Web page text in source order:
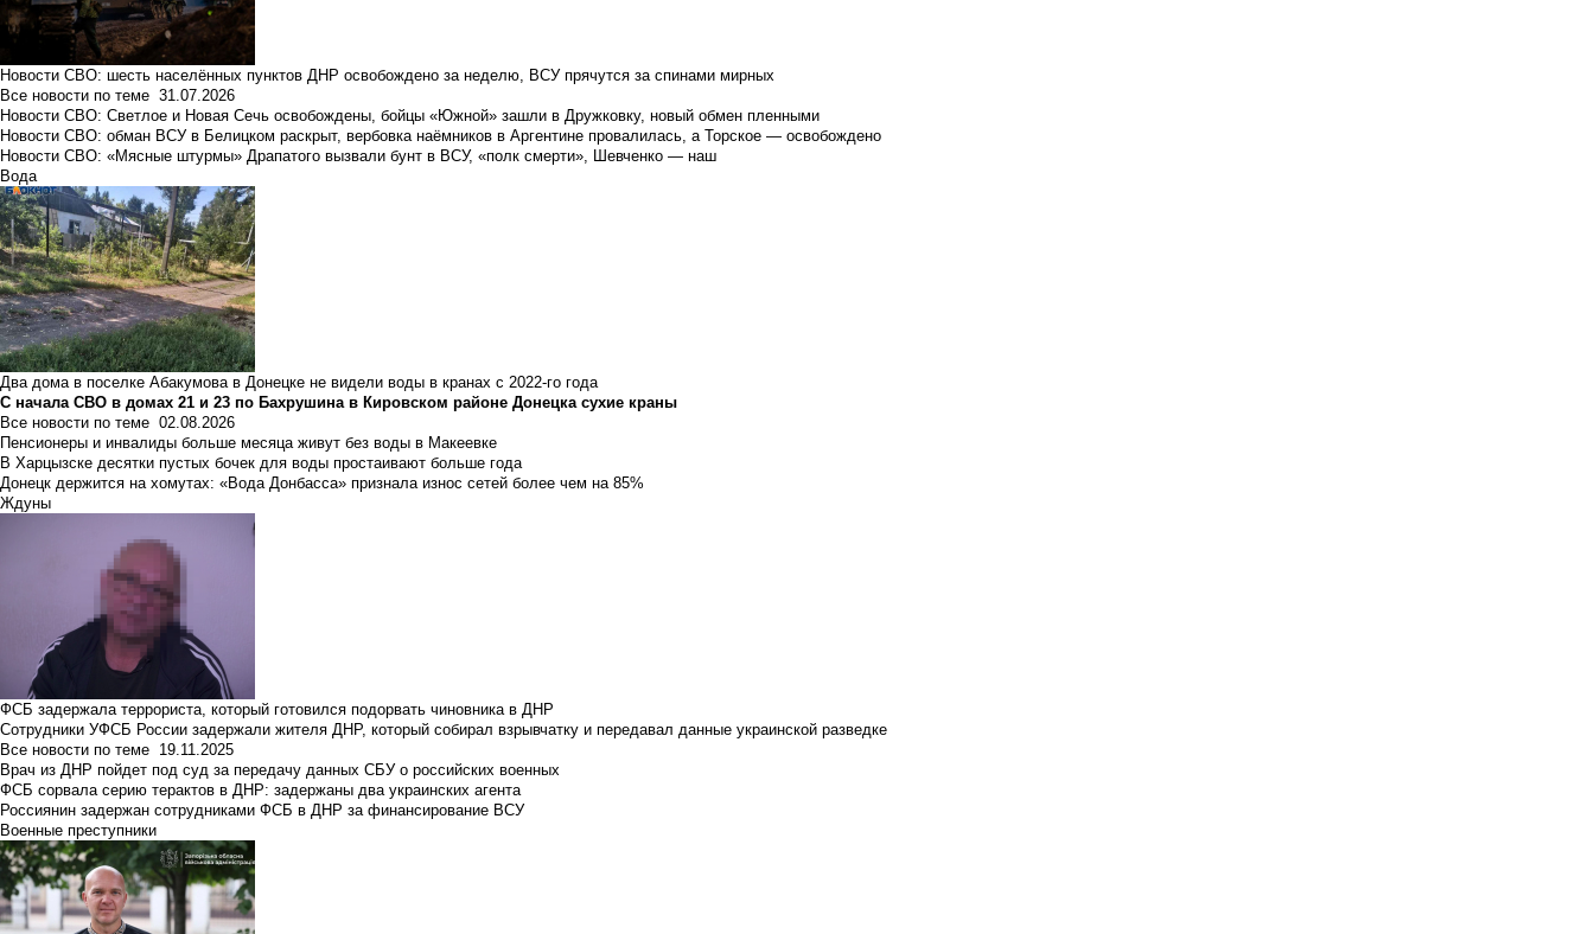
Новости СВО: шесть населённых пунктов ДНР освобождено за неделю, ВСУ прячутся за спинами мирных
Все новости по теме 31.07.2026
Новости СВО: Светлое и Новая Сечь освобождены, бойцы «Южной» зашли в Дружковку, новый обмен пленными
Новости СВО: обман ВСУ в Белицком раскрыт, вербовка наёмников в Аргентине провалилась, а Торское — освобождено
Новости СВО: «Мясные штурмы» Драпатого вызвали бунт в ВСУ, «полк смерти», Шевченко — наш
Вода
Два дома в поселке Абакумова в Донецке не видели воды в кранах с 2022-го года
С начала СВО в домах 21 и 23 по Бахрушина в Кировском районе Донецка сухие краны
Все новости по теме 02.08.2026
Пенсионеры и инвалиды больше месяца живут без воды в Макеевке
В Харцызске десятки пустых бочек для воды простаивают больше года
Донецк держится на хомутах: «Вода Донбасса» признала износ сетей более чем на 85%
Ждуны
ФСБ задержала террориста, который готовился подорвать чиновника в ДНР
Сотрудники УФСБ России задержали жителя ДНР, который собирал взрывчатку и передавал данные украинской разведке
Все новости по теме 19.11.2025
Врач из ДНР пойдет под суд за передачу данных СБУ о российских военных
ФСБ сорвала серию терактов в ДНР: задержаны два украинских агента
Россиянин задержан сотрудниками ФСБ в ДНР за финансирование ВСУ
Военные преступники